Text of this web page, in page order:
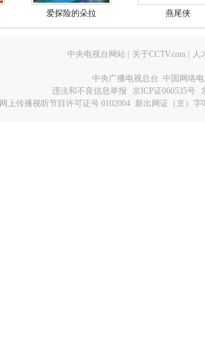
爱探险的朵拉 燕尾侠
中央电视台网站 关于CCTV.com 人
中央广播电视总台 中国网络
违法和不良信息举报
京ICP证060535号
网上传播视听节目许可证号 0102004 新出网证（京）